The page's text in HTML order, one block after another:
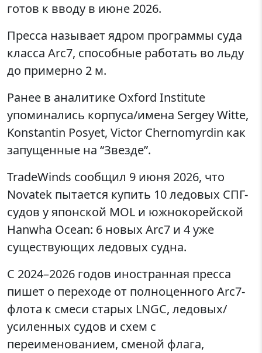
готов к вводу в июне 2026.
Пресса называет ядром программы суда
класса Arc7, способные работать во льду
до примерно 2 м.
Ранее в аналитике Oxford Institute
упоминались корпуса/имена Sergey Witte,
Konstantin Posyet, Victor Chernomyrdin как
запущенные на “Звезде”.
TradeWinds сообщил 9 июня 2026, что
Novatek пытается купить 10 ледовых СПГ-
судов у японской MOL и южнокорейской
Hanwha Ocean: 6 новых Arc7 и 4 уже
существующих ледовых судна.
С 2024–2026 годов иностранная пресса
пишет о переходе от полноценного Arc7-
флота к смеси старых LNGC, ледовых/
усиленных судов и схем с
переименованием, сменой флага,